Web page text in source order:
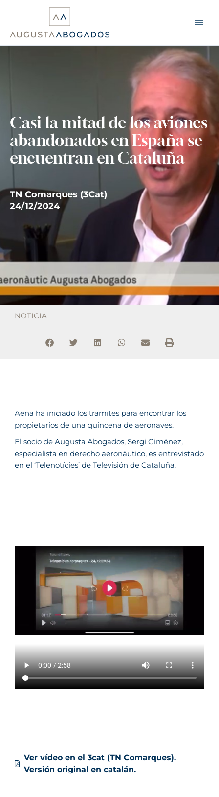
Casi la mitad de los aviones
abandonados en España se
encuentran en Cataluña
TN Comarques (3Cat)
24/12/2024
NOTICIA
Aena ha iniciado los trámites para encontrar los
propietarios de una quincena de aeronaves.
El socio de Augusta Abogados, Sergi Giménez,
especialista en derecho aeronáutico, es entrevistado
en el ‘Telenotícies’ de Televisión de Cataluña.
Ver vídeo en el 3cat (TN Comarques).
Versión original en catalán.